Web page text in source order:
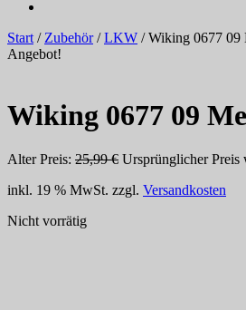
Start/Zubehör/LKW / Wiking 0677 09
Angebot!
Wiking 0677 09
Alter Preis: 25,99€ Ursprünglicher Preis
inkl. 19 % MwSt. zzgl. Versandkosten
Nicht vorrätig